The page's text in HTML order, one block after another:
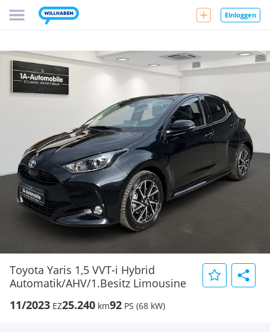
Einloggen
Toyota Yaris 1,5 VVT-i Hybrid
Automatik/AHV/1.Besitz Limousine
11/2023 EZ25.240 km92 PS (68 kW)